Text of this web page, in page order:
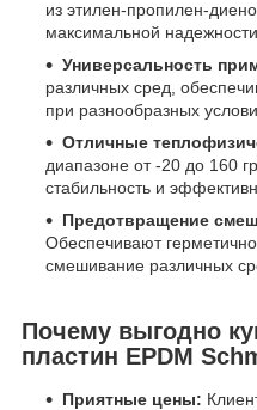
из этилен-пропилен-
максимальной надежности.
Универсальность
различных сред,
при разнообразных
Отличные
диапазоне от -20 до 160
стабильность и
Предотвращение
Обеспечивают
смешивание различных
Почему выгодно
пластин EPDM
Приятные цены: